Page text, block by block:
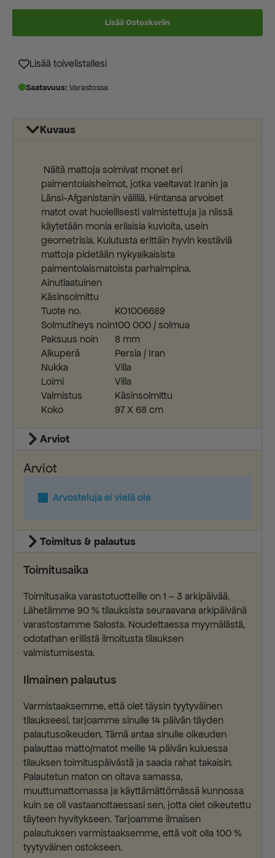
Lisää Ostoskoriin
Lisää toivelistallesi
Saatavuus: Varastossa
Kuvaus
Näitä mattoja solmivat monet eri
paimentolaisheimot, jotka vaeltavat Iranin ja
Länsi-Afganistanin välillä. Hintansa arvoiset
matot ovat huolellisesti valmistettuja ja niissä
käytetään monia erilaisia kuvioita, usein
geometrisia. Kulutusta erittäin hyvin kestäviä
mattoja pidetään nykyaikaisista
paimentolaismatoista parhaimpina.
Ainutlaatuinen
Käsinsolmittu
Tuote no.
KO1006689
Solmutiheys noin100 000 / solmua
Paksuus noin
8 mm
Alkuperä
Persia / Iran
Nukka
Villa
Loimi
Villa
Valmistus
Käsinsolmittu
Koko
97 X 68 cm
Arviot
Arviot
Arvosteluja ei vielä ole
Toimitus & palautus
Toimitusaika
Toimitusaika varastotuotteille on 1 – 3 arkipäivää.
Lähetämme 90 % tilauksista seuraavana arkipäivänä
varastostamme Salosta. Noudettaessa myymälästä,
odotathan erillistä ilmoitusta tilauksen
valmistumisesta.
Ilmainen palautus
Varmistaaksemme, että olet täysin tyytyväinen
tilaukseesi, tarjoamme sinulle 14 päivän täyden
palautusoikeuden. Tämä antaa sinulle oikeuden
palauttaa matto/matot meille 14 päivän kuluessa
tilauksen toimituspäivästä ja saada rahat takaisin.
Palautetun maton on oltava samassa,
muuttumattomassa ja käyttämättömässä kunnossa
kuin se oli vastaanottaessasi sen, jotta olet oikeutettu
täyteen hyvitykseen. Tarjoamme ilmaisen
palautuksen varmistaaksemme, että voit olla 100 %
tyytyväinen ostokseen.